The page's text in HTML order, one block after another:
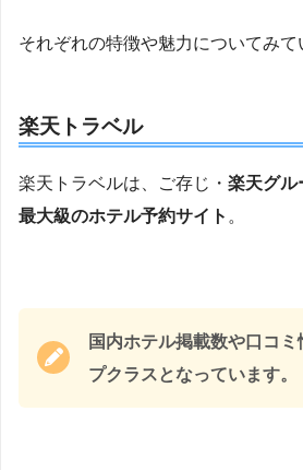
それぞれの特徴や魅力についてみて
楽天トラベル
楽天トラベルは、ご存じ・ 楽天グル
最大級のホテル予約サイト 。
国内ホテル掲載数や口コ
プクラスとなっています。